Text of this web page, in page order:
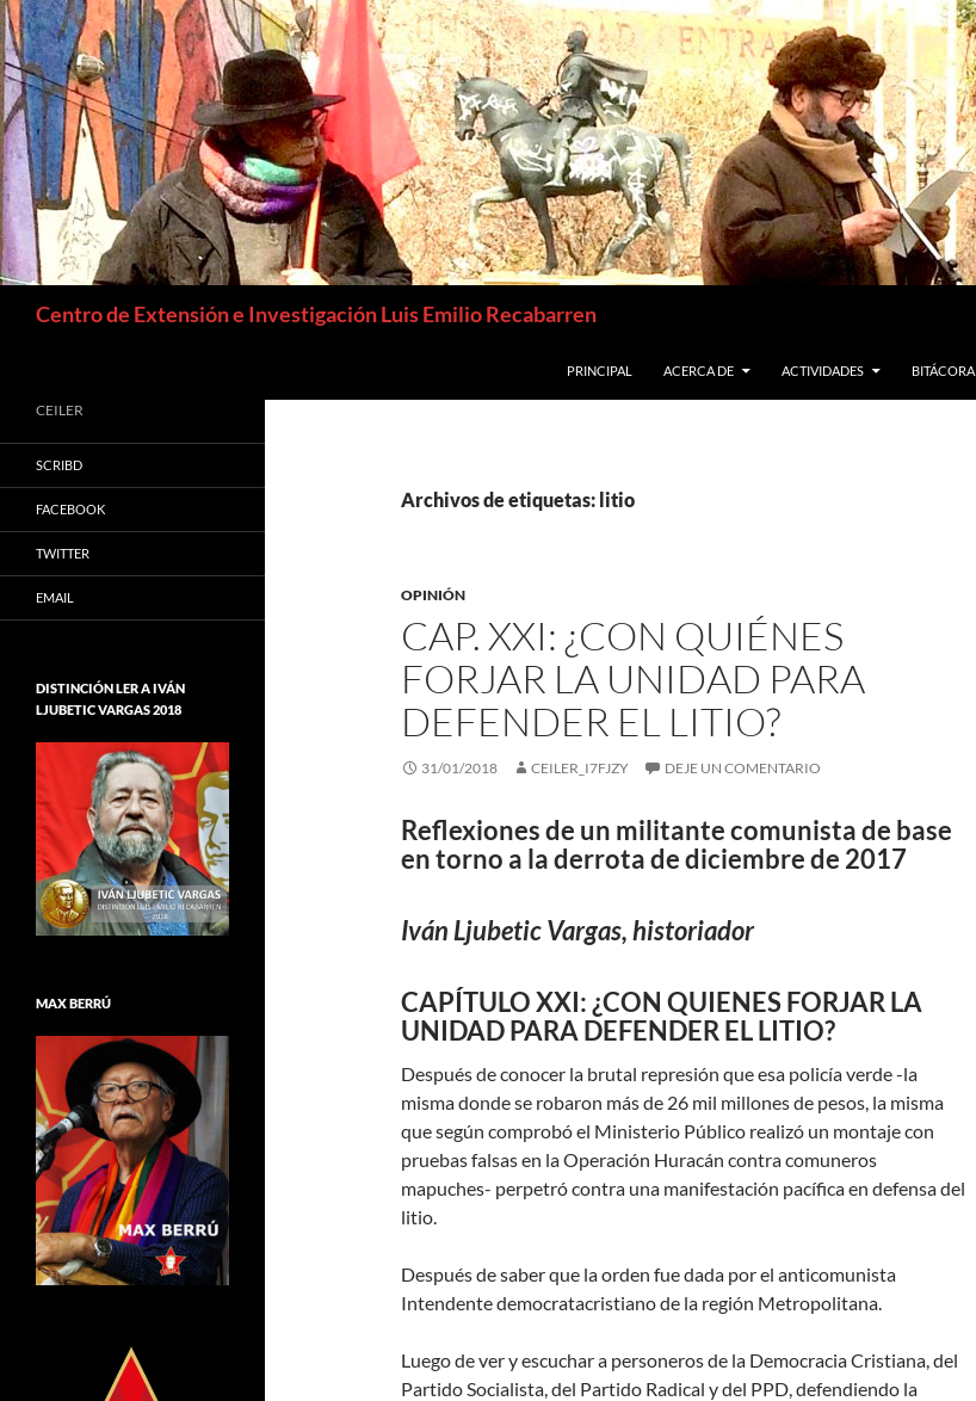
Centro de Extensión e Investigación Luis Emilio Recabarren
PRINCIPAL
ACERCA DE ACTIVIDADES BITÁCORA
Archivos de etiquetas: litio
OPINIÓN
CAP. XXI: ¿CON QUIÉNES
FORJAR LA UNIDAD PARA
DEFENDER EL LITIO?
31/01/2018 CEILER_I7FJZY DEJE UN COMENTARIO
Reflexiones de un militante comunista de base
en torno a la derrota de diciembre de 2017
Iván Ljubetic Vargas, historiador
CAPÍTULO XXI: ¿CON QUIENES FORJAR LA
UNIDAD PARA DEFENDER EL LITIO?
Después de conocer la brutal represión que esa policía verde -la
misma donde se robaron más de 26 mil millones de pesos, la misma
que según comprobó el Ministerio Público realizó un montaje con
pruebas falsas en la Operación Huracán contra comuneros
mapuches- perpetró contra una manifestación pacífica en defensa del
litio.
Después de saber que la orden fue dada por el anticomunista
Intendente democratacristiano de la región Metropolitana.
Luego de ver y escuchar a personeros de la Democracia Cristiana, del
Partido Socialista, del Partido Radical y del PPD, defendiendo la
CEILER
SCRIBD
FACEBOOK
TWITTER
EMAIL
DISTINCIÓN LER A IVÁN
LJUBETIC VARGAS 2018
MAX BERRÚ